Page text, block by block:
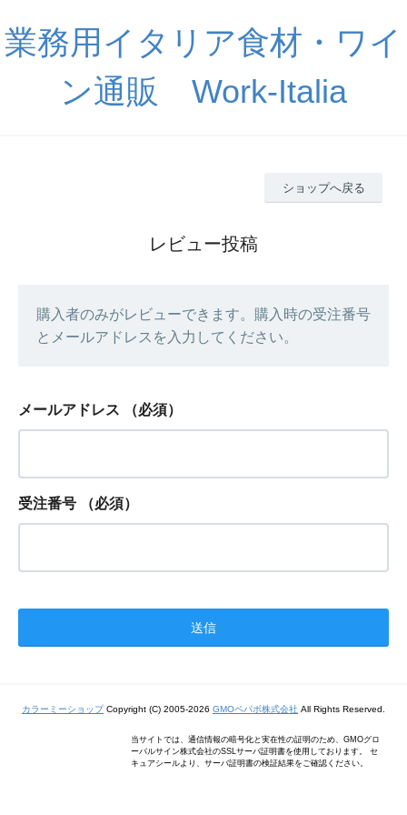
業務用イタリア食材・ワイ
ン通販 Work-Italia
ショップへ戻る
レビュー投稿
購入者のみがレビューできます。購入時の受注番号
とメールアドレスを入力してください。
メールアドレス （必須）
受注番号 （必須）
カラーミーショップCopyright (C) 2005-2026 GMOペパボ株式会社 All Rights Reserved.
当サイトでは、通信情報の暗号化と実在性の証明のため、GMOグロ
ーバルサイン株式会社のSSLサーバ証明書を使用しております。 セ
キュアシールより、サーバ証明書の検証結果をご確認ください。